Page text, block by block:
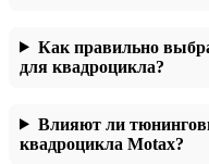
Как правильно
для квадроцикла?
Влияют ли
квадроцикла Motax?